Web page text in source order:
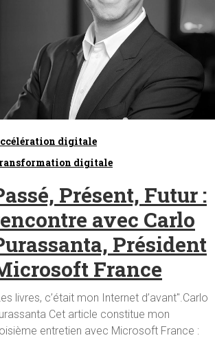
digitale
digitale
Présent, Futur :
avec Carlo
Président
France
livres, c’était mon Internet d’avant".Carlo
Cet article constitue mon
entretien avec Microsoft France :